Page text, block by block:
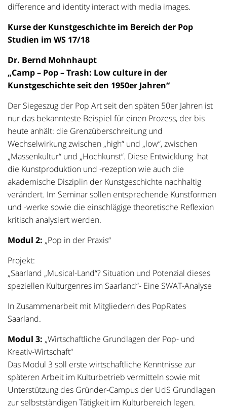
difference and identity interact with media images.
Kurse der Kunstgeschichte im Bereich der Pop
Studien im WS 17/18
Dr. Bernd Mohnhaupt
„Camp – Pop – Trash: Low culture in der
Kunstgeschichte seit den 1950er Jahren“
Der Siegeszug der Pop Art seit den späten 50er Jahren ist
nur das bekannteste Beispiel für einen Prozess, der bis
heute anhält: die Grenzüberschreitung und
Wechselwirkung zwischen „high“ und „low“, zwischen
„Massenkultur“ und „Hochkunst“. Diese Entwicklung hat
die Kunstproduktion und -rezeption wie auch die
akademische Disziplin der Kunstgeschichte nachhaltig
verändert. Im Seminar sollen entsprechende Kunstformen
und -werke sowie die einschlägige theoretische Reflexion
kritisch analysiert werden.
Modul 2: „Pop in der Praxis“
Projekt:
„Saarland „Musical-Land“? Situation und Potenzial dieses
speziellen Kulturgenres im Saarland“- Eine SWAT-Analyse
In Zusammenarbeit mit Mitgliedern des PopRates
Saarland.
Modul 3: „Wirtschaftliche Grundlagen der Pop- und
Kreativ-Wirtschaft“
Das Modul 3 soll erste wirtschaftliche Kenntnisse zur
späteren Arbeit im Kulturbetrieb vermitteln sowie mit
Unterstützung des Gründer-Campus der UdS Grundlagen
zur selbstständigen Tätigkeit im Kulturbereich legen.